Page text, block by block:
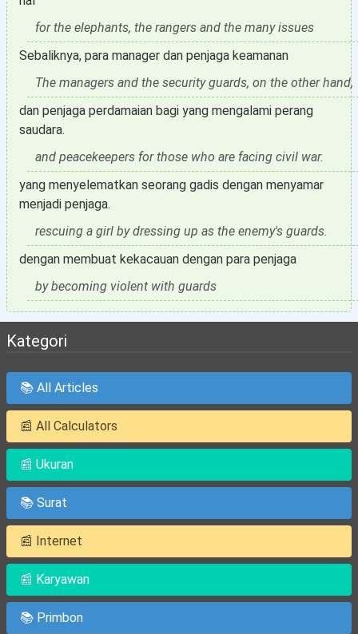
for the elephants, the rangers and the many issues
Sebaliknya, para manager dan penjaga keamanan
The managers and the security guards, on the other hand,
dan penjaga perdamaian bagi yang mengalami perang
saudara.
and peacekeepers for those who are facing civil war.
yang menyelematkan seorang gadis dengan menyamar
menjadi penjaga.
rescuing a girl by dressing up as the enemy's guards.
dengan membuat kekacauan dengan para penjaga
by becoming violent with guards
Kategori
📚 All Articles
📰 All Calculators
📰 Ukuran
📚 Surat
📰 Internet
📰 Karyawan
📚 Primbon